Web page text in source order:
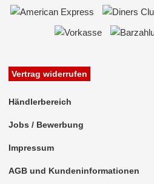
Vertrag widerrufen
Händlerbereich
Jobs / Bewerbung
Impressum
AGB und Kundeninformationen